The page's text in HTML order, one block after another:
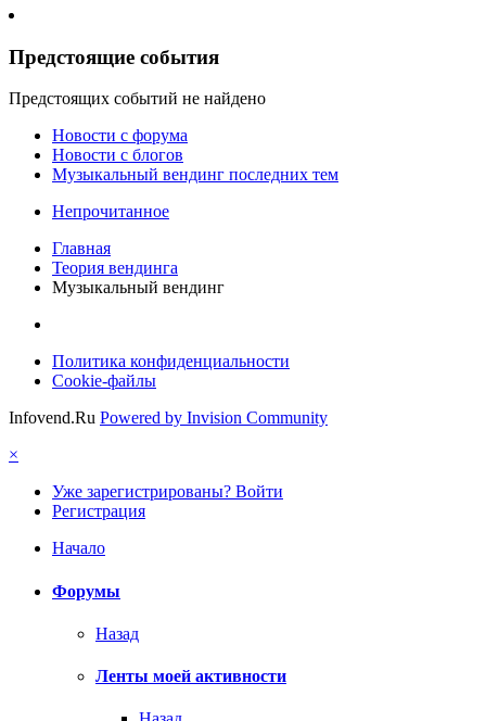
Предстоящие события
Предстоящих событий не найдено
Новости c форума
Новости с блогов
Музыкальный вендинг последних тем
Непрочитанное
Главная
Теория вендинга
Музыкальный вендинг
Политика конфиденциальности
Cookie-файлы
Infovend.Ru Powered by Invision Community
×
Уже зарегистрированы? Войти
Регистрация
Начало
Форумы
Назад
Ленты моей активности